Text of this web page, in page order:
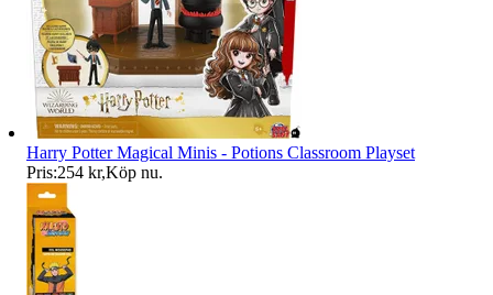
Harry Potter Magical Minis - Potions Classroom Playset
Pris:254 kr,Köp nu.